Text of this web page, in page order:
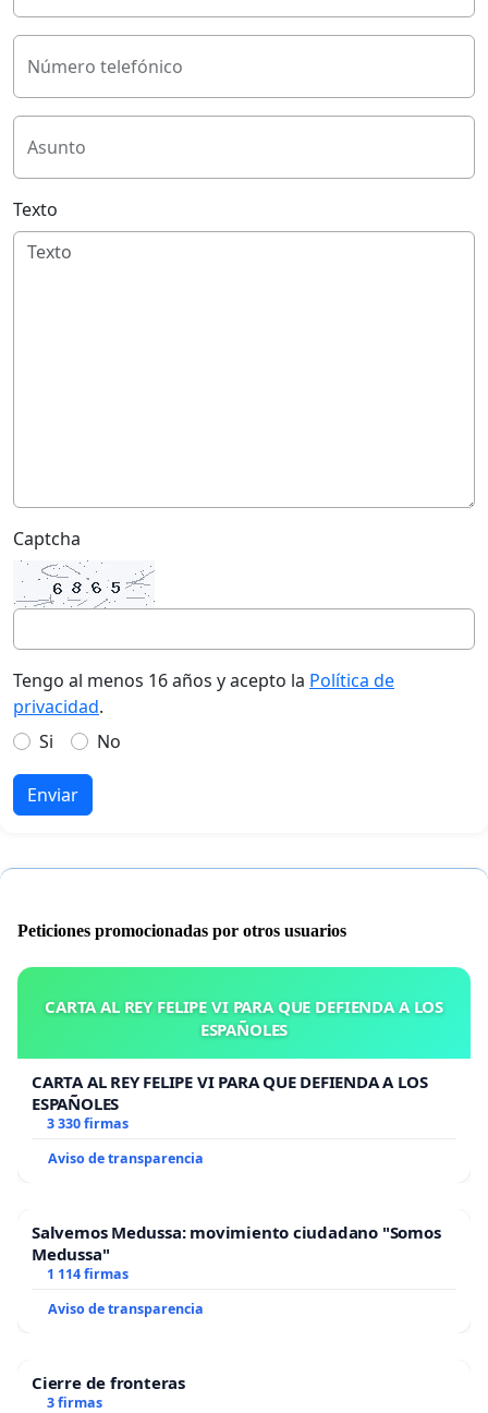
Número telefónico
Asunto
Texto
Captcha
Tengo al menos 16 años y acepto la Política de
privacidad.
Si
No
Enviar
Peticiones promocionadas por otros usuarios
CARTA AL REY FELIPE VI PARA QUE DEFIENDA A LOS
ESPAÑOLES
CARTA AL REY FELIPE VI PARA QUE DEFIENDA A LOS
ESPAÑOLES
3 330 firmas
Aviso de transparencia
Salvemos Medussa: movimiento ciudadano "Somos
Medussa"
1 114 firmas
Aviso de transparencia
Cierre de fronteras
3 firmas